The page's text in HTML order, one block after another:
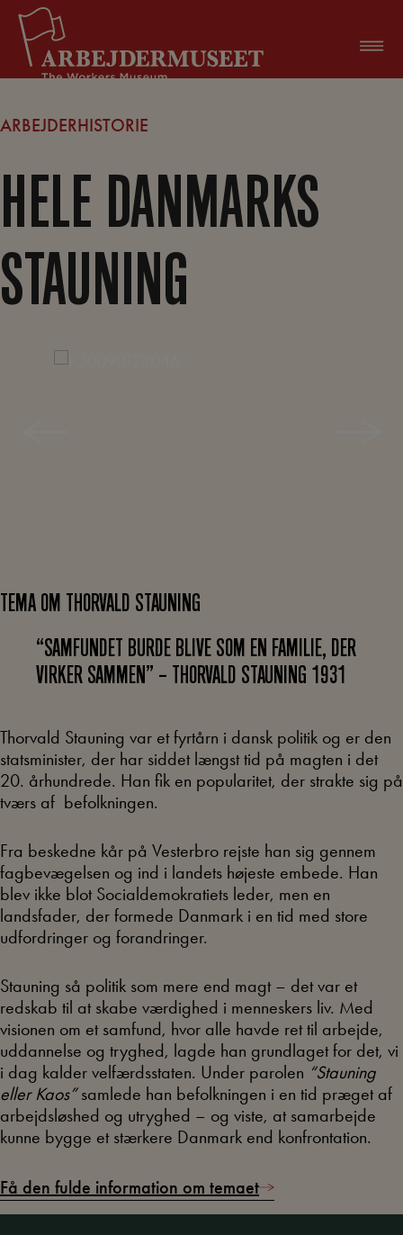
Hop
indholdet
ARBEJDERHISTORIE
HELE DANMARKS
STAUNING
TEMA OM THORVALD STAUNING
“SAMFUNDET BURDE BLIVE SOM EN FAMILIE, DER
VIRKER SAMMEN” – THORVALD STAUNING 1931
Thorvald Stauning var et fyrtårn i dansk politik og er den
statsminister, der har siddet længst tid på magten i det
20. århundrede. Han fik en popularitet, der strakte sig på
tværs af befolkningen.
Fra beskedne kår på Vesterbro rejste han sig gennem
fagbevægelsen og ind i landets højeste embede. Han
blev ikke blot Socialdemokratiets leder, men en
landsfader, der formede Danmark i en tid med store
udfordringer og forandringer.
Stauning så politik som mere end magt – det var et
redskab til at skabe værdighed i menneskers liv. Med
visionen om et samfund, hvor alle havde ret til arbejde,
uddannelse og tryghed, lagde han grundlaget for det, vi
i dag kalder velfærdsstaten. Under parolen “Stauning
eller Kaos”samlede han befolkningen i en tid præget af
arbejdsløshed og utryghed – og viste, at samarbejde
kunne bygge et stærkere Danmark end konfrontation.
Få den fulde information om temaet